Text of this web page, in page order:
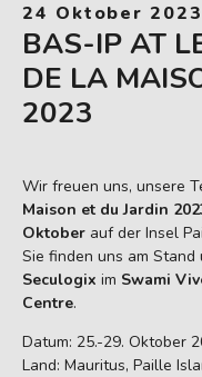
24 Oktober 2023
BAS-IP AT
DE LA
2023
Wir freuen uns, unsere
Maison et du Jardin
Oktober auf der Insel
Sie finden uns am
Seculogix im Swami
Centre.
Datum: 25.-29. Oktober
Land: Mauritus, Paille